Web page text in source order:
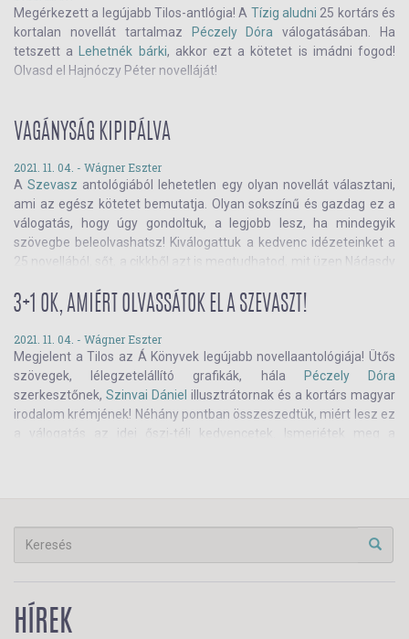
Megérkezett a legújabb Tilos-antlógia! A Tízig aludni 25 kortárs és
kortalan novellát tartalmaz
Péczely Dóra válogatásában. Ha
tetszett a
Lehetnék bárki, akkor ezt a kötetet is imádni fogod!
Olvasd el Hajnóczy Péter novelláját!
VAGÁNYSÁG KIPIPÁLVA
2021. 11. 04. - Wágner Eszter
ASzevasz antológiából lehetetlen egy olyan novellát választani,
ami az egész kötetet bemutatja. Olyan sokszínű és gazdag ez a
válogatás, hogy úgy gondoltuk, a legjobb lesz, ha mindegyik
szövegbe beleolvashatsz! Kiválogattuk a kedvenc idézeteinket a
25 novellából, sőt, a cikkből azt is megtudhatod, mit üzen Nádasdy
önmagának! Olvass tovább!
3+1 OK, AMIÉRT OLVASSÁTOK EL A SZEVASZT!
2021. 11. 04. - Wágner Eszter
Megjelent a Tilos az Á Könyvek legújabb novellaantológiája! Ütős
szövegek, lélegzetelállító grafikák, hála
Péczely Dóra
szerkesztőnek, Szinvai Dániel illusztrátornak és a kortárs magyar
irodalom krémjének! Néhány pontban összeszedtük, miért lesz ez
a válogatás az idei őszi-téli kedvencetek. Ismerjétek meg a
HÍREK